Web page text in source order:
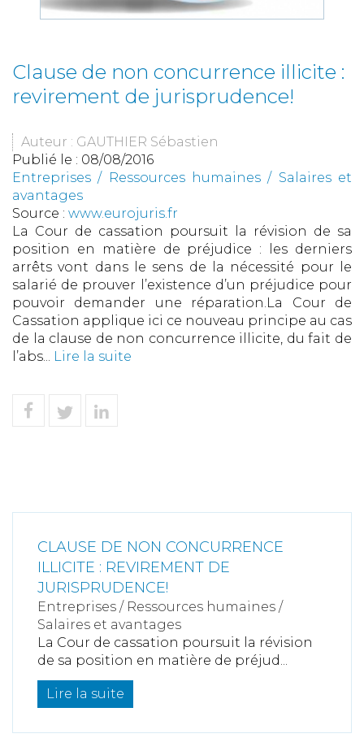
Clause de non concurrence illicite :
revirement de jurisprudence!
Auteur : GAUTHIER Sébastien
Publié le : 08/08/2016
Entreprises / Ressources humaines / Salaires et
avantages
Source : www.eurojuris.fr
La Cour de cassation poursuit la révision de sa
position en matière de préjudice : les derniers
arrêts vont dans le sens de la nécessité pour le
salarié de prouver l’existence d’un préjudice pour
pouvoir demander une réparation.La Cour de
Cassation applique ici ce nouveau principe au cas
de la clause de non concurrence illicite, du fait de
l’abs... Lire la suite
CLAUSE DE NON CONCURRENCE
ILLICITE : REVIREMENT DE
JURISPRUDENCE!
Entreprises / Ressources humaines /
Salaires et avantages
La Cour de cassation poursuit la révision
de sa position en matière de préjud...
Lire la suite